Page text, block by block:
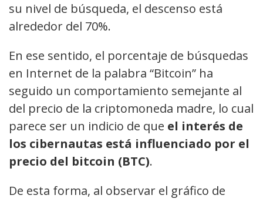
su nivel de búsqueda, el descenso está
alrededor del 70%.
En ese sentido, el porcentaje de búsquedas
en Internet de la palabra “Bitcoin” ha
seguido un comportamiento semejante al
del precio de la criptomoneda madre, lo cual
parece ser un indicio de que el interés de
los cibernautas está influenciado por el
precio del bitcoin (BTC).
De esta forma, al observar el gráfico de